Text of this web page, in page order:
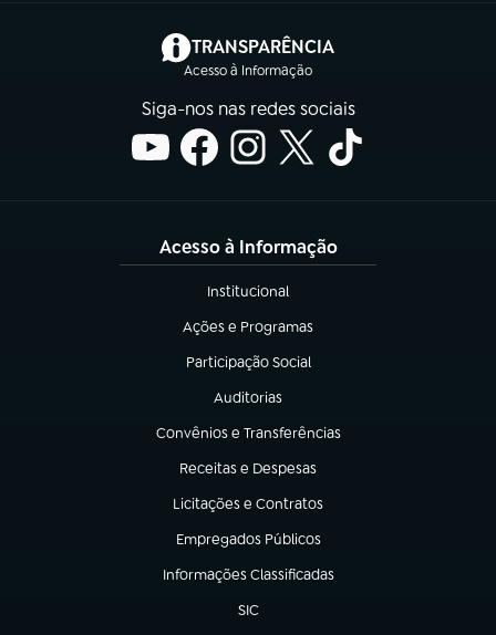
TRANSPARÊNCIA
Acesso à Informação
(abre em nova aba)
Siga-nos nas redes sociais
Acesso à Informação
Institucional
(abre em nova aba)
Ações e Programas
(abre em nova aba)
Participação Social
(abre em nova aba)
Auditorias
(abre em nova aba)
Convênios e Transferências
(abre em nova aba)
Receitas e Despesas
(abre em nova aba)
Licitações e Contratos
(abre em nova aba)
Empregados Públicos
(abre em nova aba)
Informações Classificadas
(abre em nova aba)
SIC
(abre em nova aba)